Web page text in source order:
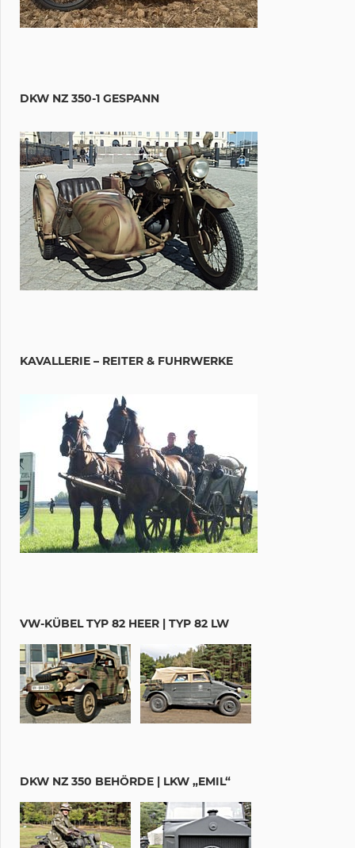
DKW NZ 350-1 GESPANN
KAVALLERIE – REITER & FUHRWERKE
VW-KÜBEL TYP 82 HEER | TYP 82 LW
DKW NZ 350 BEHÖRDE | LKW „EMIL“